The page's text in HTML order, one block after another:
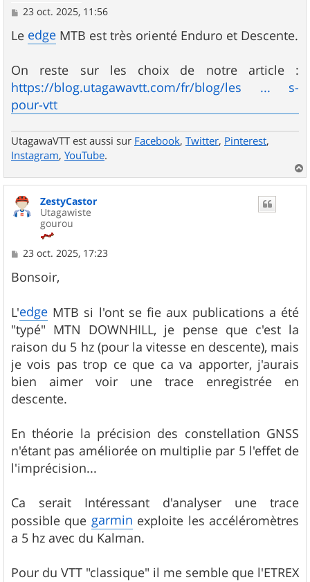
M
s
s
g
e
23 oct. 2025, 11:56
Le edge MTB est très orienté Enduro et Descente.
On reste sur les choix de notre article :
https://blog.utagawavtt.com/fr/blog/les ... s-
pour-vtt
UtagawaVTT est aussi sur Facebook, Twitter, Pinterest,
Instagram, YouTube.
a
ZestyCastor
Utagawiste
gourou
M
s
s
g
e
23 oct. 2025, 17:23
Bonsoir,
L'edge MTB si l'ont se fie aux publications a été
"typé" MTN DOWNHILL, je pense que c'est la
raison du 5 hz (pour la vitesse en descente), mais
je vois pas trop ce que ca va apporter, j'aurais
bien aimer voir une trace enregistrée en
descente.
En théorie la précision des constellation GNSS
n'étant pas améliorée on multiplie par 5 l'effet de
l'imprécision...
Ca serait Intéressant d'analyser une trace
possible que garmin exploite les accéléromètres
a 5 hz avec du Kalman.
Pour du VTT "classique" il me semble que l'ETREX